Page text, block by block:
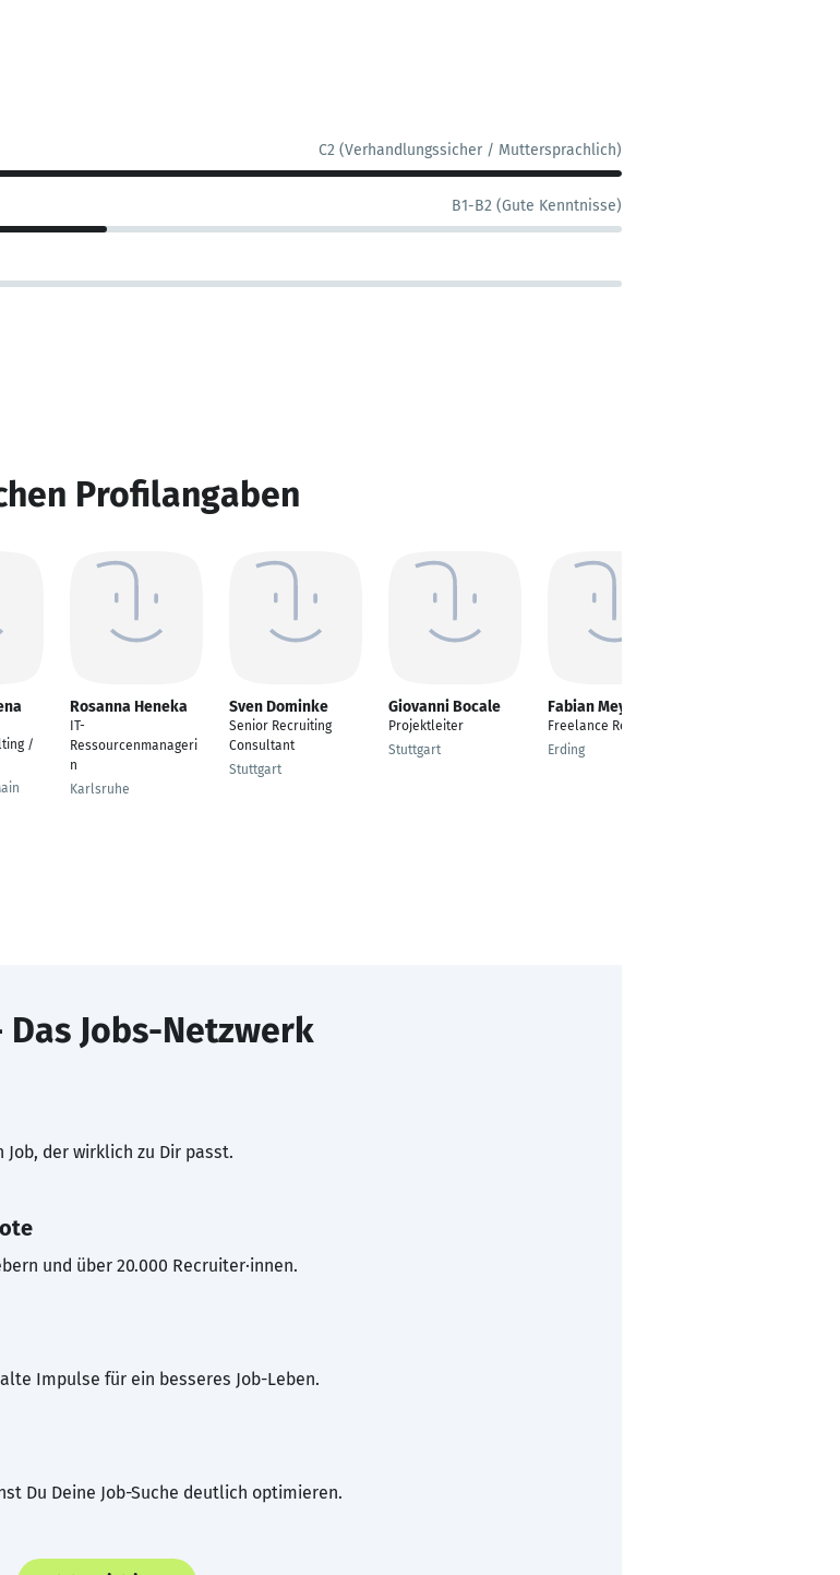
C2 (Verhandlungssicher / Muttersprachlich)
B1-B2 (Gute Kenntnisse)
Profilangaben
/
Rosanna Heneka
IT-
Ressourcenmanageri
n
Karlsruhe
Sven Dominke
Senior Recruiting
Consultant
Stuttgart
Giovanni Bocale
Projektleiter
Stuttgart
Fabian Meyer
Freelance Recruiter
Erding
Das Jobs-Netzwerk
Job, der wirklich zu Dir passt.
und über 20.000 Recruiter·innen.
Impulse für ein besseres Job-Leben.
Du Deine Job-Suche deutlich optimieren.